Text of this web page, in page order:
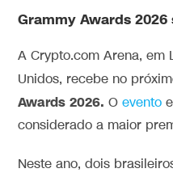
Grammy Awards
A Crypto.com Arena, em
Unidos, recebe no
Awards 2026.Oevento
considerado a maior
Neste ano, dois